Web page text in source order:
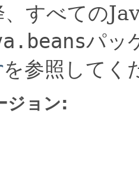
、すべての
パッ
を参照してく
ジョン: